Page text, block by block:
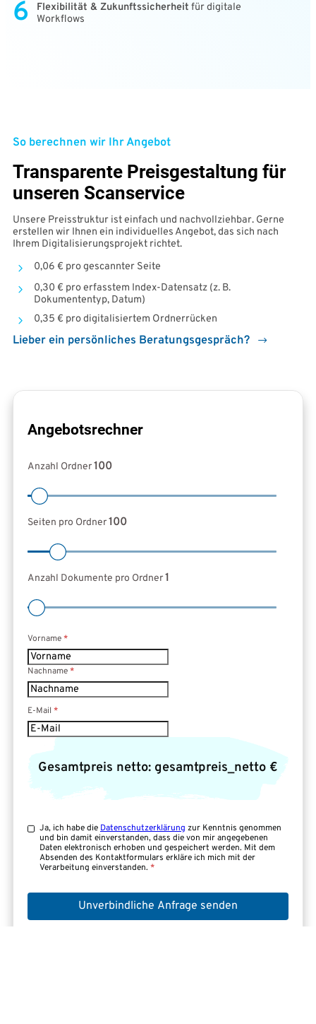
6 Flexibilität & Zukunftssicherheit für digitale
Workflows
Formular überspringen
Angebotsrechner
Anzahl Ordner100
Seiten pro Ordner100
Anzahl Dokumente pro Ordner1
Vorname*
Nachname*
E-Mail *
Gesamtpreis netto: gesamtpreis_netto €
Ja, ich habe die Datenschutzerklärung zur Kenntnis genommen
und bin damit einverstanden, dass die von mir angegebenen
Daten elektronisch erhoben und gespeichert werden. Mit dem
Absenden des Kontaktformulars erkläre ich mich mit der
Verarbeitung einverstanden. *
Unverbindliche Anfrage senden
So berechnen wir Ihr Angebot
Transparente Preisgestaltung für
unseren Scanservice
Unsere Preisstruktur isteinfach und nachvollziehbar. Gerne
erstellen wir Ihnen ein individuelles Angebot, das sich nach
Ihrem Digitalisierungsprojekt richtet.
0,06 € pro gescannter Seite
0,30 € pro erfasstem Index-Datensatz (z. B.
Dokumententyp, Datum)
0,35 € pro digitalisiertem Ordnerrücken
Lieber ein persönliches Beratungsgespräch?